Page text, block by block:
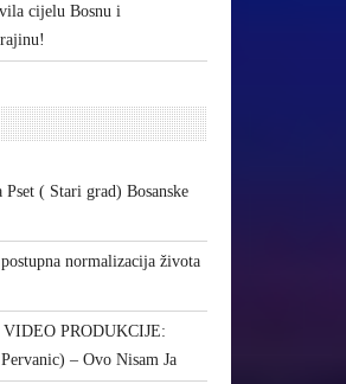
cijelu Bosnu i
Pset ( Stari grad) Bosanske
normalizacija života
PRODUKCIJE:
– Ovo Nisam Ja